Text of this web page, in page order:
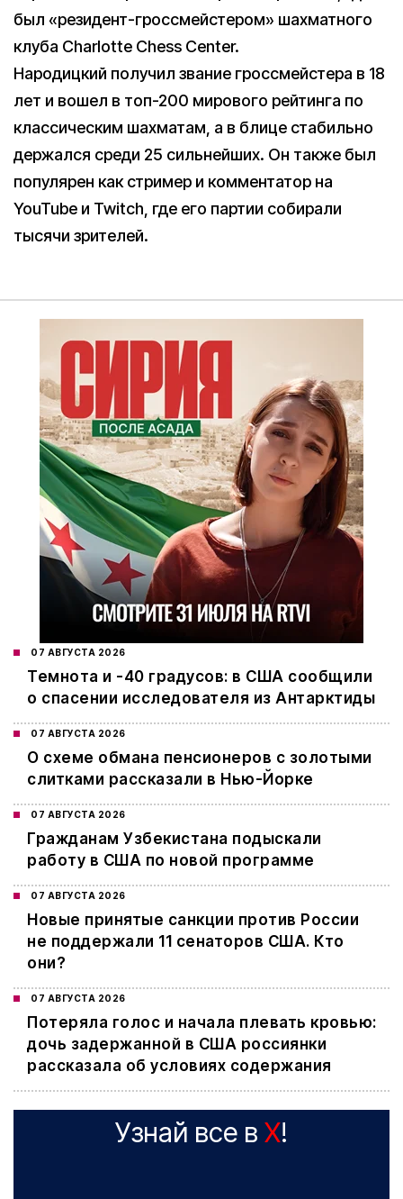
был «резидент-гроссмейстером» шахматного
клуба Charlotte Chess Center.
Народицкий получил звание гроссмейстера в 18
лет и вошел в топ-200 мирового рейтинга по
классическим шахматам, а в блице стабильно
держался среди 25 сильнейших. Он также был
популярен как стример и комментатор на
YouTube и Twitch, где его партии собирали
тысячи зрителей.
07 АВГУСТА 2026
Темнота и -40 градусов: в США сообщили
о спасении исследователя из Антарктиды
07 АВГУСТА 2026
О схеме обмана пенсионеров с золотыми
слитками рассказали в Нью-Йорке
07 АВГУСТА 2026
Гражданам Узбекистана подыскали
работу в США по новой программе
07 АВГУСТА 2026
Новые принятые санкции против России
не поддержали 11 сенаторов США. Кто
они?
07 АВГУСТА 2026
Потеряла голос и начала плевать кровью:
дочь задержанной в США россиянки
рассказала об условиях содержания
Узнай все в X!